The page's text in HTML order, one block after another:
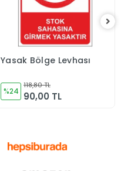
Sepete Ekle
Yasak Bölge Levhası
%24
118,80 TL
90,00 TL